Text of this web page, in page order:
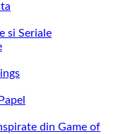
si Seriale
din Game of